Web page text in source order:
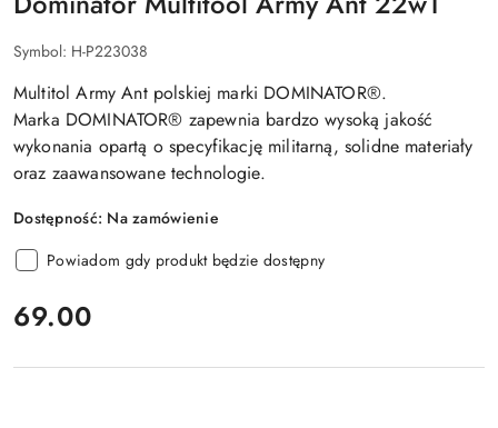
Symbol: H-P223038
Multitol Army Ant polskiej marki DOMINATOR®.
Marka DOMINATOR® zapewnia bardzo wysoką jakość
wykonania opartą o specyfikację militarną, solidne materiały
oraz zaawansowane technologie.
Dostępność: Na zamówienie
Powiadom gdy produkt będzie dostępny
cena:
69.00